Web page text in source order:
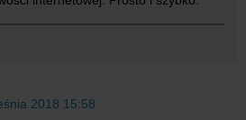
2018 15:58